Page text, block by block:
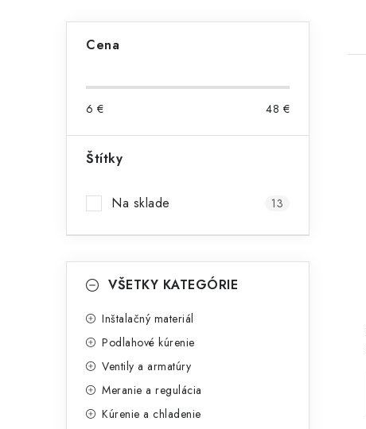
n
n
Cena
6 € 48 €
Štítky
Na sklade 13
kategórieVŠETKY KATEGÓRIE
Inštalačný materiál
Podlahové kúrenie
Ventily a armatúry
Meranie a regulácia
Kúrenie a chladenie